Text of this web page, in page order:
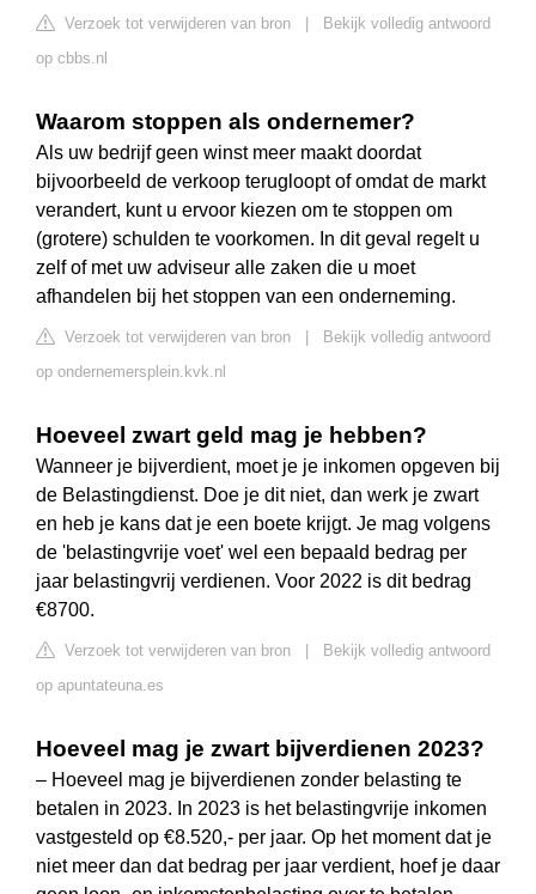
Verzoek tot verwijderen van bron | Bekijk volledig antwoord
op cbbs.nl
Waarom stoppen als ondernemer?
Als uw bedrijf geen winst meer maakt doordat
bijvoorbeeld de verkoop terugloopt of omdat de markt
verandert, kunt u ervoor kiezen om te stoppen om
(grotere) schulden te voorkomen. In dit geval regelt u
zelf of met uw adviseur alle zaken die u moet
afhandelen bij het stoppen van een onderneming.
Verzoek tot verwijderen van bron | Bekijk volledig antwoord
op ondernemersplein.kvk.nl
Hoeveel zwart geld mag je hebben?
Wanneer je bijverdient, moet je je inkomen opgeven bij
de Belastingdienst. Doe je dit niet, dan werk je zwart
en heb je kans dat je een boete krijgt. Je mag volgens
de 'belastingvrije voet' wel een bepaald bedrag per
jaar belastingvrij verdienen. Voor 2022 is dit bedrag
€8700.
Verzoek tot verwijderen van bron | Bekijk volledig antwoord
op apuntateuna.es
Hoeveel mag je zwart bijverdienen 2023?
– Hoeveel mag je bijverdienen zonder belasting te
betalen in 2023. In 2023 is het belastingvrije inkomen
vastgesteld op €8.520,- per jaar. Op het moment dat je
niet meer dan dat bedrag per jaar verdient, hoef je daar